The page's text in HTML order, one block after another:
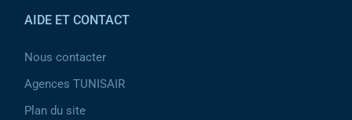
AIDE ET CONTACT
Nous contacter
Agences TUNISAIR
Plan du site